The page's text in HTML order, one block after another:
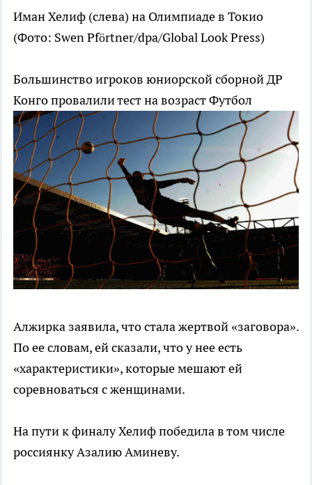
Иман Хелиф (слева) на Олимпиаде в Токио
(Фото: Swen Pförtner/dpa/Global Look Press)
Большинство игроков юниорской сборной ДР
Конго провалили тест на возрастФутбол
Алжирка заявила, что стала жертвой «заговора».
По ее словам, ей сказали, что у нее есть
«характеристики», которые мешают ей
соревноваться с женщинами.
На пути к финалу Хелиф победила в том числе
россиянку Азалию Аминеву.